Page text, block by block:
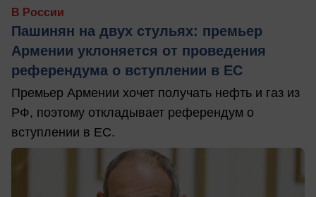
В России
Пашинян на двух стульях: премьер
Армении уклоняется от проведения
референдума о вступлении в ЕС
Премьер Армении хочет получать нефть и газ из
РФ, поэтому откладывает референдум о
вступлении в ЕС.